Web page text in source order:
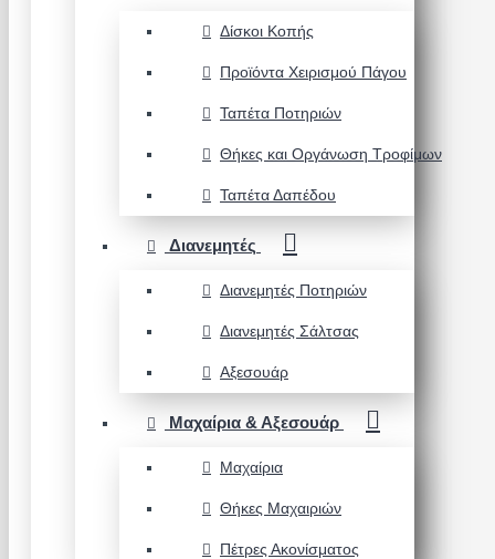
Δίσκοι Κοπής
Προϊόντα Χειρισμού Πάγου
Ταπέτα Ποτηριών
Θήκες και Οργάνωση Τροφίμων
Ταπέτα Δαπέδου
Διανεμητές
Διανεμητές Ποτηριών
Διανεμητές Σάλτσας
Αξεσουάρ
Μαχαίρια & Αξεσουάρ
Μαχαίρια
Θήκες Μαχαιριών
Πέτρες Ακονίσματος